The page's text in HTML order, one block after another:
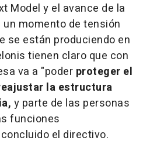
Model y el avance de la
momento de tensión
se están produciendo en
tienen claro que con
va a "poder proteger el
la estructura
y parte de las personas
funciones
el directivo.